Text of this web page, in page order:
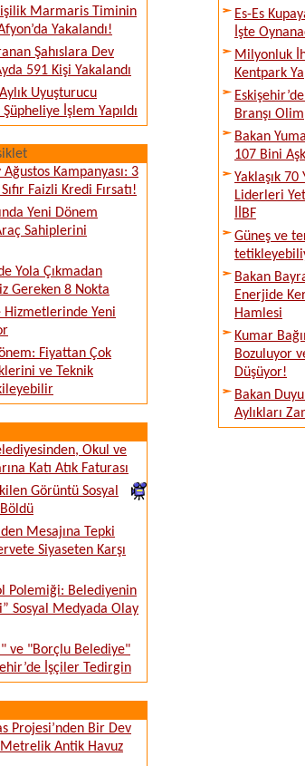
Marmaris Timinin
Yakalandı!
Şahıslara Dev
591 Kişi Yakalandı
Uyuşturucu
İşlem Yapıldı
Ağustos Kampanyası: 3
Faizli Kredi Fırsatı!
Yeni Dönem
Sahiplerini
Yola Çıkmadan
Gereken 8 Nokta
Yeni
Fiyattan Çok
ve Teknik
Okul ve
Katı Atık Faturası
Görüntü Sosyal
Mesajına Tepki
Siyaseten Karşı
Polemiği: Belediyenin
Sosyal Medyada Olay
ve "Borçlu Belediye"
İşçiler Tedirgin
Projesi’nden Bir Dev
Antik Havuz
Es-Es
İşte
Milyonluk
Kentpark
Branşı
Bakan
107 Bini
Yaklaşık
Liderleri
İİBF
Güneş ve
Bakan
Enerjide
Hamlesi
Kumar
Bozuluyor
Düşüyor!
Bakan
Aylıkları